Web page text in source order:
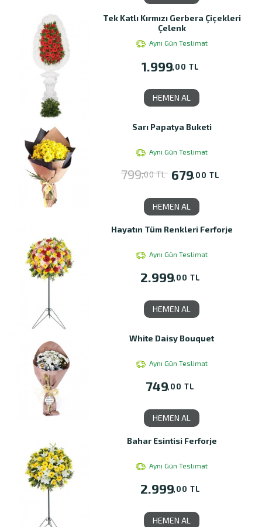
Tek Katlı Kırmızı Gerbera Çiçekleri
Çelenk
Aynı Gün Teslimat
1.999,00 TL
HEMEN AL
Sarı Papatya Buketi
Aynı Gün Teslimat
799,00 TL 679,00 TL
HEMEN AL
Hayatın Tüm Renkleri Ferforje
Aynı Gün Teslimat
2.999,00 TL
HEMEN AL
White Daisy Bouquet
Aynı Gün Teslimat
749,00 TL
HEMEN AL
Bahar Esintisi Ferforje
Aynı Gün Teslimat
2.999,00 TL
HEMEN AL